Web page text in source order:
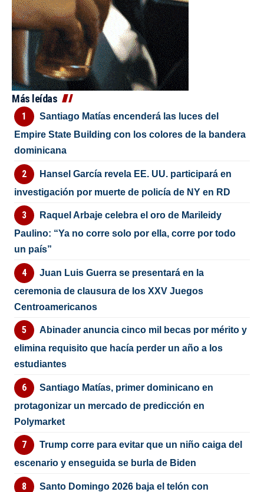
Más leídas
Santiago Matías encenderá las luces del
Empire State Building con los colores de la bandera
dominicana
Hansel García revela EE. UU. participará en
investigación por muerte de policía de NY en RD
Raquel Arbaje celebra el oro de Marileidy
Paulino: “Ya no corre solo por ella, corre por todo
un país”
Juan Luis Guerra se presentará en la
ceremonia de clausura de los XXV Juegos
Centroamericanos
Abinader anuncia cinco mil becas por mérito y
elimina requisito que hacía perder un año a los
estudiantes
Santiago Matías, primer dominicano en
protagonizar un mercado de predicción en
Polymarket
Trump corre para evitar que un niño caiga del
escenario y enseguida se burla de Biden
Santo Domingo 2026 baja el telón con